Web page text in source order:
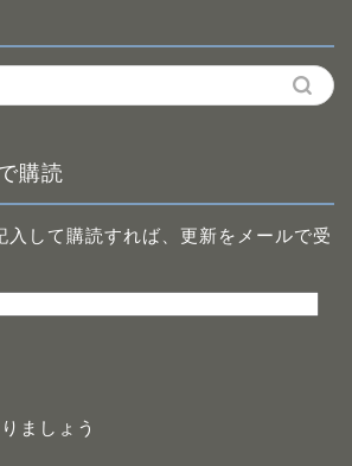
購読
入して購読すれば、更新をメールで受
ましょう